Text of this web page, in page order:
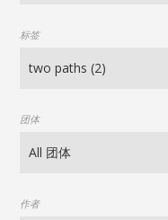
标签
团体
作者